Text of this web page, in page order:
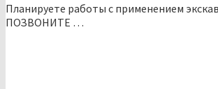
Планируете работы с применением
ПОЗВОНИТЕ …